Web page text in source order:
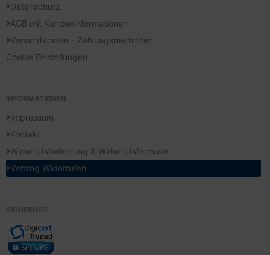
Datenschutz
AGB mit Kundeninformationen
Versandkosten - Zahlungsmethoden
Cookie Einstellungen
INFORMATIONEN
Impressum
Kontakt
Widerrufsbelehrung & Widerrufsformular
Vertrag Widerrufen
SICHERHEIT